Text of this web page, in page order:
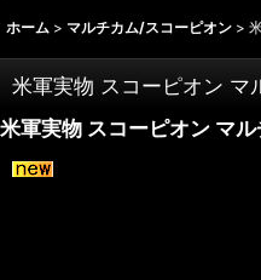
ホーム > マルチカム/スコーピオン >
米軍実物 スコーピオン
米軍実物 スコーピオン マ